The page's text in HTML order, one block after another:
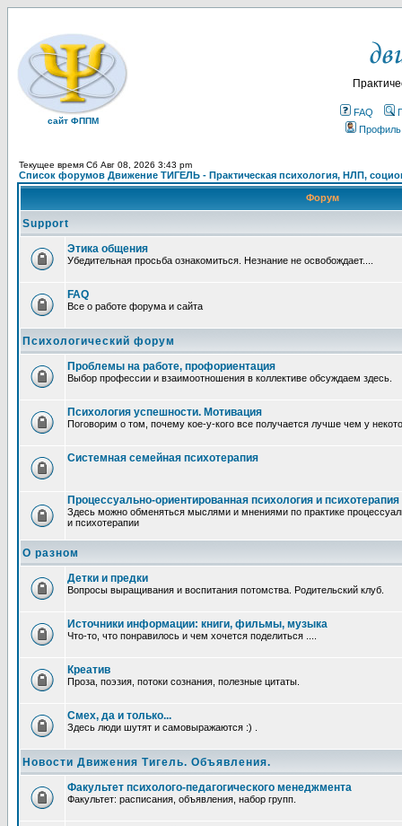
сайт ФППМ
FAQ
Профиль
Текущее время Сб Авг 08, 2026 3:43 pm
Список форумов Движение ТИГЕЛЬ - Практическая психология, НЛП,
Форум
Support
Этика общения
Убедительная просьба ознакомиться. Незнание не освобождает....
FAQ
Все о работе форума и сайта
Психологический форум
Проблемы на работе, профориентация
Выбор профессии и взаимоотношения в коллективе обсуждаем здесь.
Психология успешности. Мотивация
Поговорим о том, почему кое-у-кого все получается лучше чем у
Системная семейная психотерапия
Процессуально-ориентированная психология и психотерапия
Здесь можно обменяться мыслями и мнениями по практике
и психотерапии
О разном
Детки и предки
Вопросы выращивания и воспитания потомства. Родительский клуб.
Источники информации: книги, фильмы, музыка
Что-то, что понравилось и чем хочется поделиться ....
Креатив
Проза, поэзия, потоки сознания, полезные цитаты.
Смех, да и только...
Здесь люди шутят и самовыражаются :) .
Новости Движения Тигель. Объявления.
Факультет психолого-педагогического менеджмента
Факультет: расписания, объявления, набор групп.